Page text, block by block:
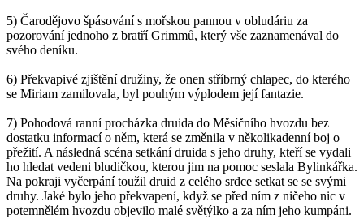
5) Čarodějovo špásování s mořskou pannou v obludáriu za
pozorování jednoho z bratří Grimmů, který vše zaznamenával do
svého deníku.
6) Překvapivé zjištění družiny, že onen stříbrný chlapec, do kterého
se Miriam zamilovala, byl pouhým výplodem její fantazie.
7) Pohodová ranní procházka druida do Měsíčního hvozdu bez
dostatku informací o něm, která se změnila v několikadenní boj o
přežití. A následná scéna setkání druida s jeho druhy, kteří se vydali
ho hledat vedeni bludičkou, kterou jim na pomoc seslala Bylinkářka.
Na pokraji vyčerpání toužil druid z celého srdce setkat se se svými
druhy. Jaké bylo jeho překvapení, když se před ním z ničeho nic v
potemnělém hvozdu objevilo malé světýlko a za ním jeho kumpáni.